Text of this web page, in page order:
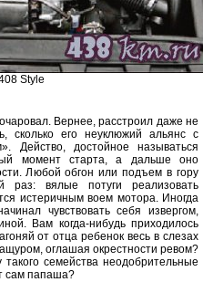
Style
Вернее, расстроил даже не
сколько его неуклюжий альянс с
Действо, достойное называться
момент старта, а дальше оно
Любой обгон или подъем в гору
раз: вялые потуги реализовать
истеричным воем мотора. Иногда
чувствовать себя извергом,
Вам когда-нибудь приходилось
от отца ребенок весь в слезах
оглашая окрестности ревом?
семейства неодобрительные
сам папаша?